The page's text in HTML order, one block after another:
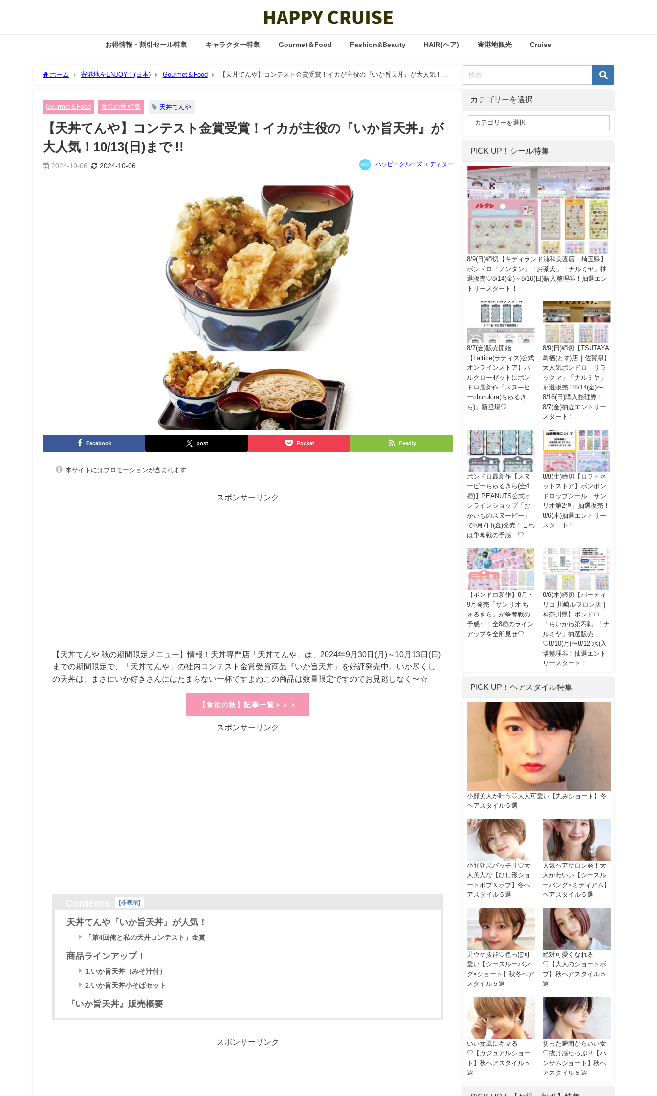
お得情報・割引セール特集 キャラクター特集 Gourmet＆Food Fashion&Beauty HAIR(ヘア) 寄港地観光 Cruise
ホーム 寄港地をENJOY！(日本) Gourmet＆Food
【天丼てんや】コンテスト金賞受賞！イカが主役の『いか旨天丼』が大人気！
Gourmet＆Food 食欲の秋 特集 天丼てんや
【天丼てんや】コンテスト金賞受賞！イカが主役の『いか旨天丼』が
大人気！10/13(日)まで !!
2024-10-06 2024-10-06 ハッピークルーズ エディター
Facebook post Pocket Feedly
本サイトにはプロモーションが含まれます
スポンサーリンク
【天丼てんや秋の期間限定メニュー 】情報！天丼専門店「天丼てんや」は、 2024年9月30日(月)～10月13日(日)
までの期間限定で、「天丼てんや」の社内コンテスト金賞受賞商品『いか旨天丼』を好評発売中。いか尽くし
の天丼は、まさにいか好きさんにはたまらない一杯ですよねこの商品は数量限定ですのでお見逃しなく〜☆
【食欲の秋】記事一覧＞＞＞
スポンサーリンク
[非表示]
天丼てんや『いか旨天丼』が人気！
「第4回俺と私の天丼コンテスト」金賞
商品ラインアップ！
1.いか旨天丼（みそ汁付）
2.いか旨天丼小そばセット
『いか旨天丼』販売概要
スポンサーリンク
カテゴリーを選択
PICK UP！シール特集
8/9(日)締切【キディランド浦和美園店｜埼玉県】
ボンドロ「ノンタン」「お茶犬」「ナルミヤ」抽
選販売♡8/14(金)～8/16(日)購入整理券！抽選エン
トリースタート！
8/7(金)販売開始
【Lattice(ラティス)公式
オンラインストア】パ
ルクローゼットにボン
ドロ最新作「スヌーピ
ーchurukira(ちゅるき
ら)」新登場♡
8/9(日)締切【TSUTAYA
鳥栖(とす)店｜佐賀県】
大人気ボンドロ「リラ
ックマ」「ナルミヤ」
抽選販売♡8/14(金)〜
8/16(日)購入整理券！
8/7(金)抽選エントリー
スタート！
ボンドロ最新作【スヌ
ーピーちゅるきら(全4
種)】PEANUTS公式オ
ンラインショップ「お
かいものスヌーピー」
で8月7日(金)発売！これ
は争奪戦の予感…♡
8/8(土)締切【ロフトネ
ットストア】ボンボン
ドロップシール「サン
リオ第2弾」抽選販売！
8/6(木)抽選エントリー
スタート！
【ボンドロ新作】8月・
9月発売「サンリオ ち
ゅるきら」が争奪戦の
予感‥！全8種のライン
アップを全部見せ♡
8/6(木)締切【パーティ
リコ 川崎ルフロン店｜
神奈川県】ボンドロ
「ちいかわ第2弾」「ナ
ルミヤ」抽選販売
♡8/10(月)〜8/12(水)入
場整理券！抽選エント
リースタート！
PICK UP！ヘアスタイル特集
小顔美人が叶う♡大人可愛い【丸みショート】冬
ヘアスタイル５選
小顔効果バッチリ♡大
人美人な【ひし形ショ
ートボブ＆ボブ】冬ヘ
アスタイル５選
人気ヘアサロン発！大
人かわいい【シースル
ーバング×ミディアム】
ヘアスタイル５選
男ウケ抜群♡色っぽ可
愛い【シースルーバン
グ×ショート】秋冬ヘア
スタイル５選
絶対可愛くなれる
♡【大人のショートボ
ブ】秋ヘアスタイル５
選
いい女風にキマる
♡【カジュアルショー
ト】秋ヘアスタイル５
選
切った瞬間からいい女
♡抜け感たっぷり【ハ
ンサムショート】秋ヘ
アスタイル５選